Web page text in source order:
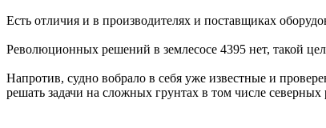
Есть отличия и в производителях и поставщиках
Революционных решений в землесосе 4395 нет, такой
Напротив, судно вобрало в себя уже известные и
решать задачи на сложных грунтах в том числе северных